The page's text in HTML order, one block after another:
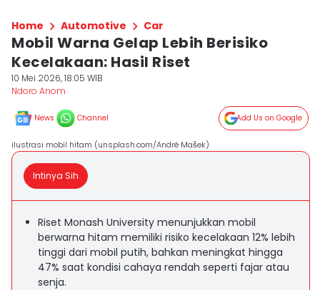
Home Automotive Car
Mobil Warna Gelap Lebih Berisiko
Kecelakaan: Hasil Riset
10 Mei 2026, 18:05 WIB
Ndoro Anom
News Channel Add Us on Google
ilustrasi mobil hitam (unsplash.com/André Mašek)
Intinya Sih
Riset Monash University menunjukkan mobil
berwarna hitam memiliki risiko kecelakaan 12% lebih
tinggi dari mobil putih, bahkan meningkat hingga
47% saat kondisi cahaya rendah seperti fajar atau
senja.